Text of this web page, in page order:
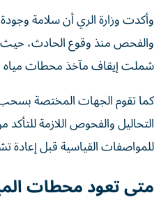
وأكدت وزارة الري أن سلامة
والفحص منذ وقوع الحادث، حيث
شملت إيقاف مآخذ محطات مياه
كما تقوم الجهات المختصة
التحاليل والفحوص اللازمة
للمواصفات القياسية قبل
متى تعود محطات